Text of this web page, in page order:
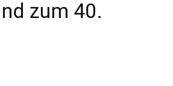
zum 40.